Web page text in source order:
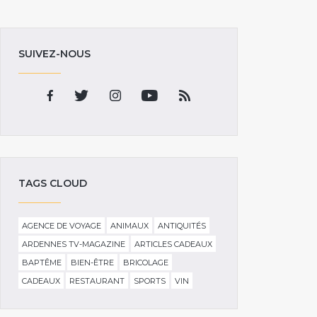
SUIVEZ-NOUS
TAGS CLOUD
AGENCE DE VOYAGE ANIMAUX
ANTIQUITÉS
ARDENNES TV-MAGAZINE
ARTICLES CADEAUX
BAPTÊME
BIEN-ÊTRE
BRICOLAGE
CADEAUX
RESTAURANT SPORTS VIN